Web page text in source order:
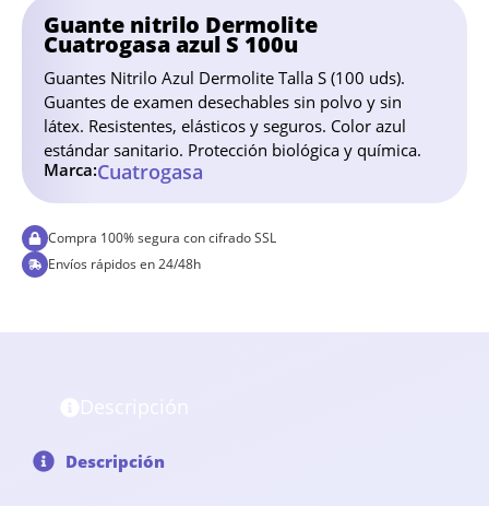
Guante nitrilo Dermolite
Cuatrogasa azul S 100u
Guantes Nitrilo Azul Dermolite Talla S (100 uds).
Guantes de examen desechables sin polvo y sin
látex. Resistentes, elásticos y seguros. Color azul
estándar sanitario. Protección biológica y química.
Marca:Cuatrogasa
Compra 100% segura con cifrado SSL
Envíos rápidos en 24/48h
Descripción